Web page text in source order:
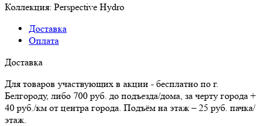
Коллекция: Perspective Hydro
Доставка
Оплата
Доставка
Для товаров участвующих в акции - бесплатно по г.
Белгороду, либо 700 руб. до подъезда/дома, за черту города +
40 руб./км от центра города. Подъём на этаж – 25 руб. пачка/
этаж.